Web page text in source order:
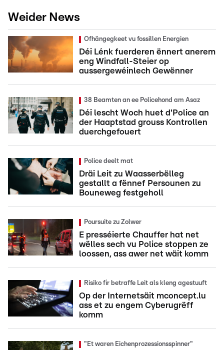
Weider News
Ofhängegkeet vu fossillen Energien
Déi Lénk fuerderen ënnert anerem
eng Windfall-Steier op
aussergewéinlech Gewënner
38 Beamten an ee Policehond am Asaz
Déi lescht Woch huet d'Police an
der Haaptstad grouss Kontrollen
duerchgefouert
Police deelt mat
Dräi Leit zu Waasserbëlleg
gestallt a fënnef Persounen zu
Bouneweg festgeholl
Poursuite zu Zolwer
E presséierte Chauffer hat net
wëlles sech vu Police stoppen ze
loossen, ass awer net wäit komm
Risiko fir betraffe Leit als kleng agestuuft
Op der Internetsäit mconcept.lu
ass et zu engem Cyberugrëff
komm
"Et waren Eichenprozessionsspinner"